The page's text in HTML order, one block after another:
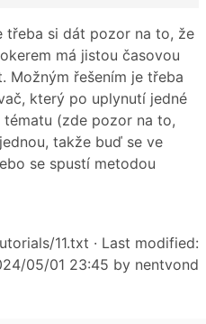
třeba si dát pozor na to, že
má jistou časovou
Možným řešením je třeba
který po uplynutí jedné
(zde pozor na to,
takže buď se ve
se spustí metodou
11.txt · Last modified:
05/01 23:45 by nentvond